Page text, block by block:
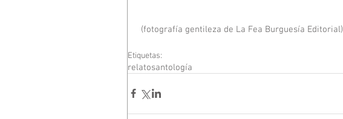
(fotografía gentileza de La Fea Burguesía Editorial)
Etiquetas:
relatosantología